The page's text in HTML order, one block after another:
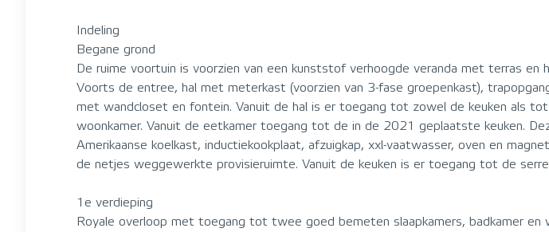
Indeling
Begane grond
De ruime voortuin is voorzien van een kunststof verhoogde veranda met terras en
Voorts de entree, hal met meterkast (voorzien van 3-fase groepenkast),
met wandcloset en fontein. Vanuit de hal is er toegang tot zowel de keuken als
woonkamer. Vanuit de eetkamer toegang tot de in de 2021 geplaatste keuken.
Amerikaanse koelkast, inductiekookplaat, afzuigkap, xxl-vaatwasser, oven en
de netjes weggewerkte provisieruimte. Vanuit de keuken is er toegang tot de
1e verdieping
Royale overloop met toegang tot twee goed bemeten slaapkamers, badkamer